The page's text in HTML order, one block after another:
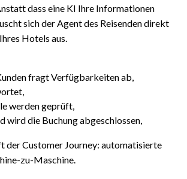
dass eine KI Ihre Informationen
sich der Agent des Reisenden direkt
Hotels aus.
fragt Verfügbarkeiten ab,
werden geprüft,
wird die Buchung abgeschlossen,
der Customer Journey: automatisierte
zu-Maschine.